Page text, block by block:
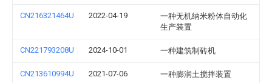
CN216321464U 2022-04-19
一种无机纳米粉体自动化
生产装置
CN221793208U 2024-10-01 一种建筑制砖机
CN213610994U 2021-07-06 一种膨润土搅拌装置